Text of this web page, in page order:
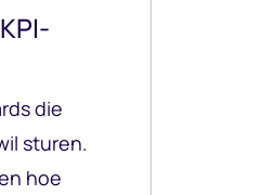
die
sturen.
hoe